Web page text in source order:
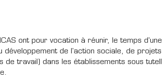
ont pour vocation à réunir, le temps
de l'action sociale, de
de travail) dans les établissements sous